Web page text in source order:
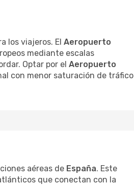
los viajeros. El Aeropuerto
mediante escalas
Optar por el Aeropuerto
con menor saturación de tráfico
aéreas de España. Este
que conectan con la